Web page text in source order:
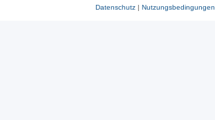
Datenschutz| Nutzungsbedingungen